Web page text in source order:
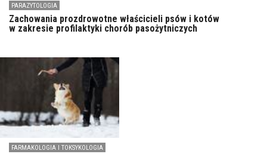
PARAZYTOLOGIA
Zachowania prozdrowotne właścicieli psów i kotów
w zakresie profilaktyki chorób pasożytniczych
FARMAKOLOGIA I TOKSYKOLOGIA